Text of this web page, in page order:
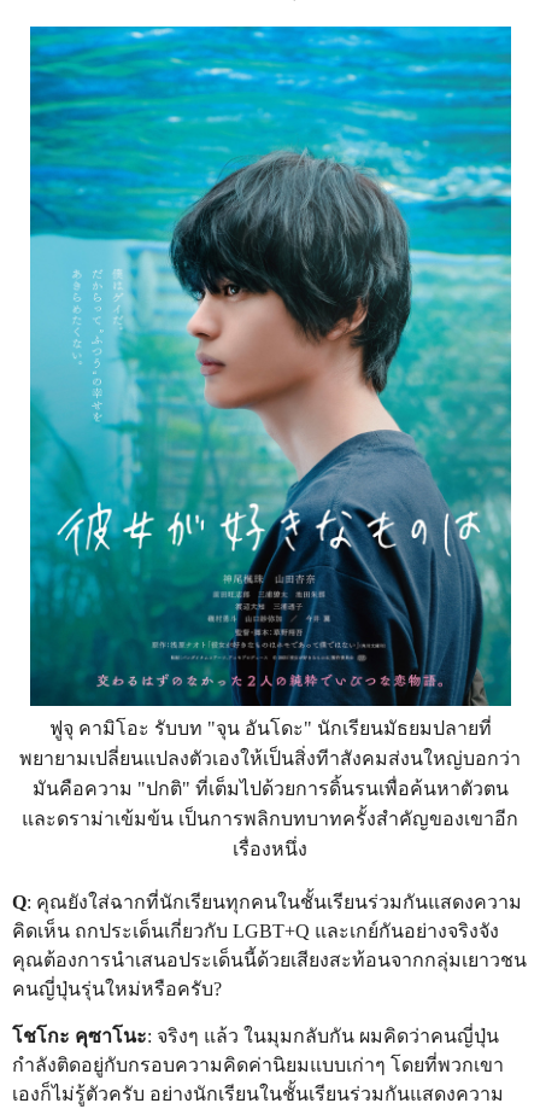
ฟูจุ คามิโอะ รับบท "จุน อันโดะ" นักเรียนมัธยมปลายที่
พยายามเปลี่ยนแปลงตัวเองให้เป็นสิ่งทีาสังคมส่งนใหญ่บอกว่า
มันคือความ "ปกติ" ที่เต็มไปด้วยการดิ้นรนเพื่อค้นหาตัวตน
และดราม่าเข้มข้น เป็นการพลิกบทบาทครั้งสำคัญของเขาอีก
เรื่องหนึ่ง
Q: คุณยังใส่ฉากที่นักเรียนทุกคนในชั้นเรียนร่วมกันแสดงความ
คิดเห็น ถกประเด็นเกี่ยวกับ LGBT+Q และเกย์กันอย่างจริงจัง
คุณต้องการนำเสนอประเด็นนี้ด้วยเสียงสะท้อนจากกลุ่มเยาวชน
คนญี่ปุ่นรุ่นใหม่หรือครับ?
โชโกะ คุซาโนะ: จริงๆ แล้ว ในมุมกลับกัน ผมคิดว่าคนญี่ปุ่น
กำลังติดอยู่กับกรอบความคิดค่านิยมแบบเก่าๆ โดยที่พวกเขา
เองก็ไม่รู้ตัวครับ อย่างนักเรียนในชั้นเรียนร่วมกันแสดงความ